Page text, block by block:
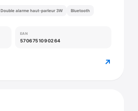
Double alarme haut-parleur 3W Bluetooth
EAN
5706751090264
↗